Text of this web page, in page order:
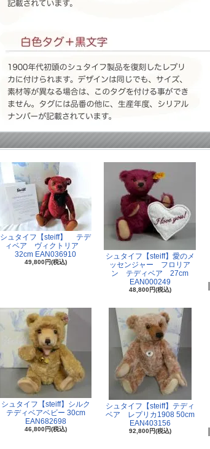
シュタイフ【steiff】 テデ
ィベア ヴィクトリア
32cm EAN036910
49,800円(税込)
シュタイフ【steiff】愛のメ
ッセンジャー フロリア
ン テディベア 27cm
EAN000249
48,800円(税込)
シュタイフ【steiff】シルク
テディベアベビー 30cm
EAN682698
46,800円(税込)
シュタイフ【steiff】テディ
ベア レプリカ1908 50cm
EAN403156
92,800円(税込)